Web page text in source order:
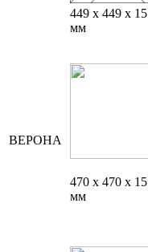
449 x 449 x 15
мм
ВЕРОНА
470 x 470 x 15
мм